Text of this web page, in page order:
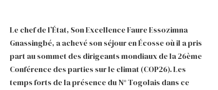
Le chef de l’État, Son Excellence Faure Essozimna
Gnassingbé, a achevé son séjour en Écosse où il a pris
part au sommet des dirigeants mondiaux de la 26ème
Conférence des parties sur le climat (COP26). Les
temps forts de la présence du N° Togolais dans ce